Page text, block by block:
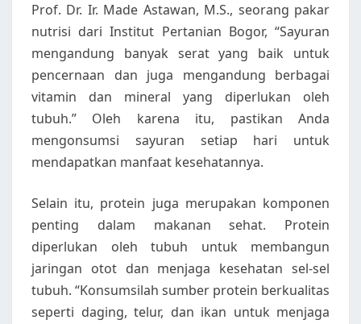
Prof. Dr. Ir. Made Astawan, M.S., seorang pakar
nutrisi dari Institut Pertanian Bogor, “Sayuran
mengandung banyak serat yang baik untuk
pencernaan dan juga mengandung berbagai
vitamin dan mineral yang diperlukan oleh
tubuh.” Oleh karena itu, pastikan Anda
mengonsumsi sayuran setiap hari untuk
mendapatkan manfaat kesehatannya.
Selain itu, protein juga merupakan komponen
penting dalam makanan sehat. Protein
diperlukan oleh tubuh untuk membangun
jaringan otot dan menjaga kesehatan sel-sel
tubuh. “Konsumsilah sumber protein berkualitas
seperti daging, telur, dan ikan untuk menjaga